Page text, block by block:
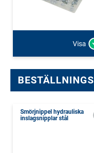
Visa
Smörjnippel hydrauliska
inslagsnipplar stål